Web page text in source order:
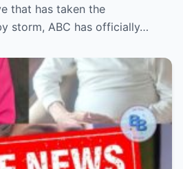
Reveal
Drama, Ratings
Demise
that has taken the
storm, ABC has officially…